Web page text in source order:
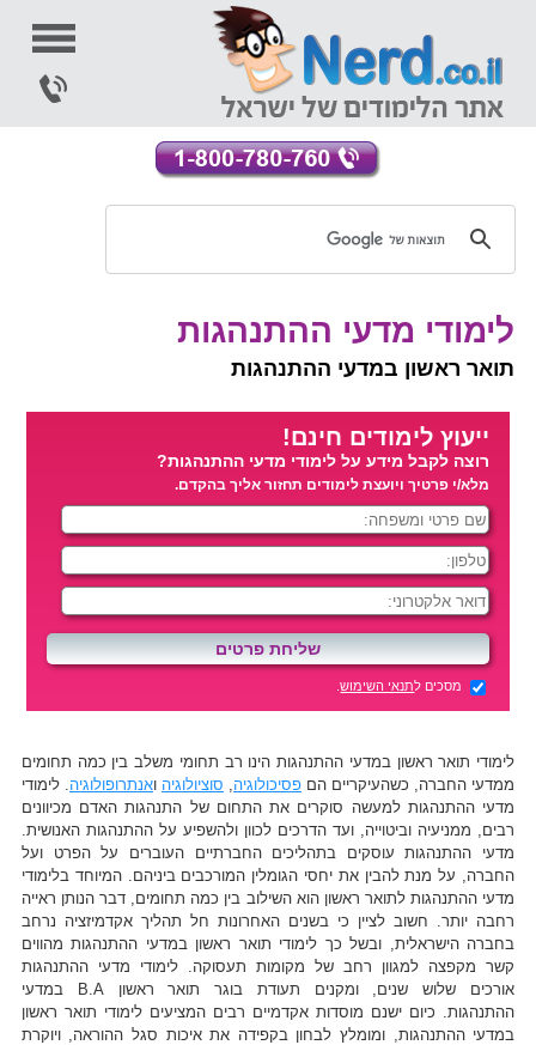
לימודי מדעי ההתנהגות
תואר ראשון במדעי ההתנהגות
ייעוץ לימודים חינם!
רוצה לקבל מידע על לימודי מדעי ההתנהגות?
מלא/י פרטיך ויועצת לימודים תחזור אליך בהקדם.
מסכים לתנאי השימוש.
לימודי תואר ראשון במדעי ההתנהגות הינו רב תחומי משלב בין כמה תחומים
ממדעי החברה, כשהעיקריים הם פסיכולוגיה, סוציולוגיה ואנתרופולוגיה. לימודי
מדעי ההתנהגות למעשה סוקרים את התחום של התנהגות האדם מכיוונים
רבים, ממניעיה וביטוייה, ועד הדרכים לכוון ולהשפיע על ההתנהגות האנושית.
מדעי ההתנהגות עוסקים בתהליכים החברתיים העוברים על הפרט ועל
החברה, על מנת להבין את יחסי הגומלין המורכבים ביניהם. המיוחד בלימודי
מדעי ההתנהגות לתואר ראשון הוא השילוב בין כמה תחומים, דבר הנותן ראייה
רחבה יותר. חשוב לציין כי בשנים האחרונות חל תהליך אקדמיזציה נרחב
בחברה הישראלית, ובשל כך לימודי תואר ראשון במדעי ההתנהגות מהווים
קשר מקפצה למגוון רחב של מקומות תעסוקה. לימודי מדעי ההתנהגות
אורכים שלוש שנים, ומקנים תעודת בוגר תואר ראשון B.A במדעי
ההתנהגות. כיום ישנם מוסדות אקדמיים רבים המציעים לימודי תואר ראשון
במדעי ההתנהגות, ומומלץ לבחון בקפידה את איכות סגל ההוראה, ויוקרת